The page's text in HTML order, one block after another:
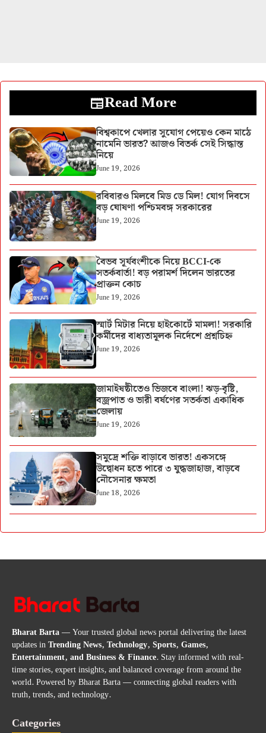
Read More
বিশ্বকাপে খেলার সুযোগ পেয়েও কেন মাঠে
নামেনি ভারত? আজও বিতর্ক সেই সিদ্ধান্ত
নিয়ে
June 19, 2026
রবিবারও মিলবে মিড ডে মিল! যোগ দিবসে
বড় ঘোষণা পশ্চিমবঙ্গ সরকারের
June 19, 2026
বৈভব সূর্যবংশীকে নিয়ে BCCI-কে
সতর্কবার্তা! বড় পরামর্শ দিলেন ভারতের
প্রাক্তন কোচ
June 19, 2026
স্মার্ট মিটার নিয়ে হাইকোর্টে মামলা! সরকারি
কর্মীদের বাধ্যতামূলক নির্দেশে প্রশ্নচিহ্ন
June 19, 2026
জামাইষষ্ঠীতেও ভিজবে বাংলা! ঝড়-বৃষ্টি,
বজ্রপাত ও ভারী বর্ষণের সতর্কতা একাধিক
জেলায়
June 19, 2026
সমুদ্রে শক্তি বাড়াবে ভারত! একসঙ্গে
উদ্বোধন হতে পারে ৩ যুদ্ধজাহাজ, বাড়বে
নৌসেনার ক্ষমতা
June 18, 2026
Bharat Barta— Your trusted global news portal delivering the latest
updates inTrending News, Technology, Sports, Games,
Entertainment, and Business & Finance. Stay informed with real-
time stories, expert insights, and balanced coverage from around the
world. Powered by Bharat Barta — connecting global readers with
truth, trends, and technology.
Categories